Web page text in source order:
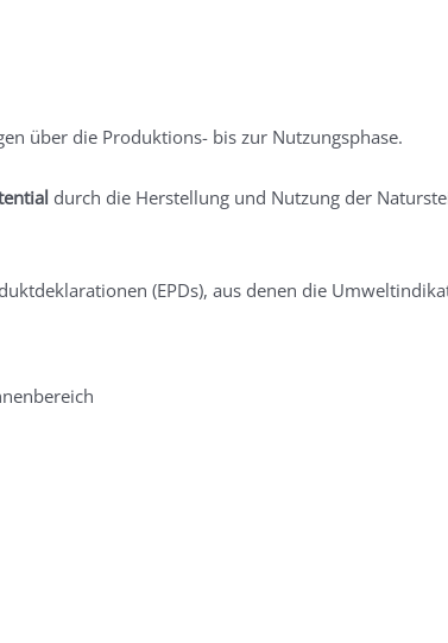
über die Produktions- bis zur Nutzungsphase.
durch die Herstellung und Nutzung der
(EPDs), aus denen die